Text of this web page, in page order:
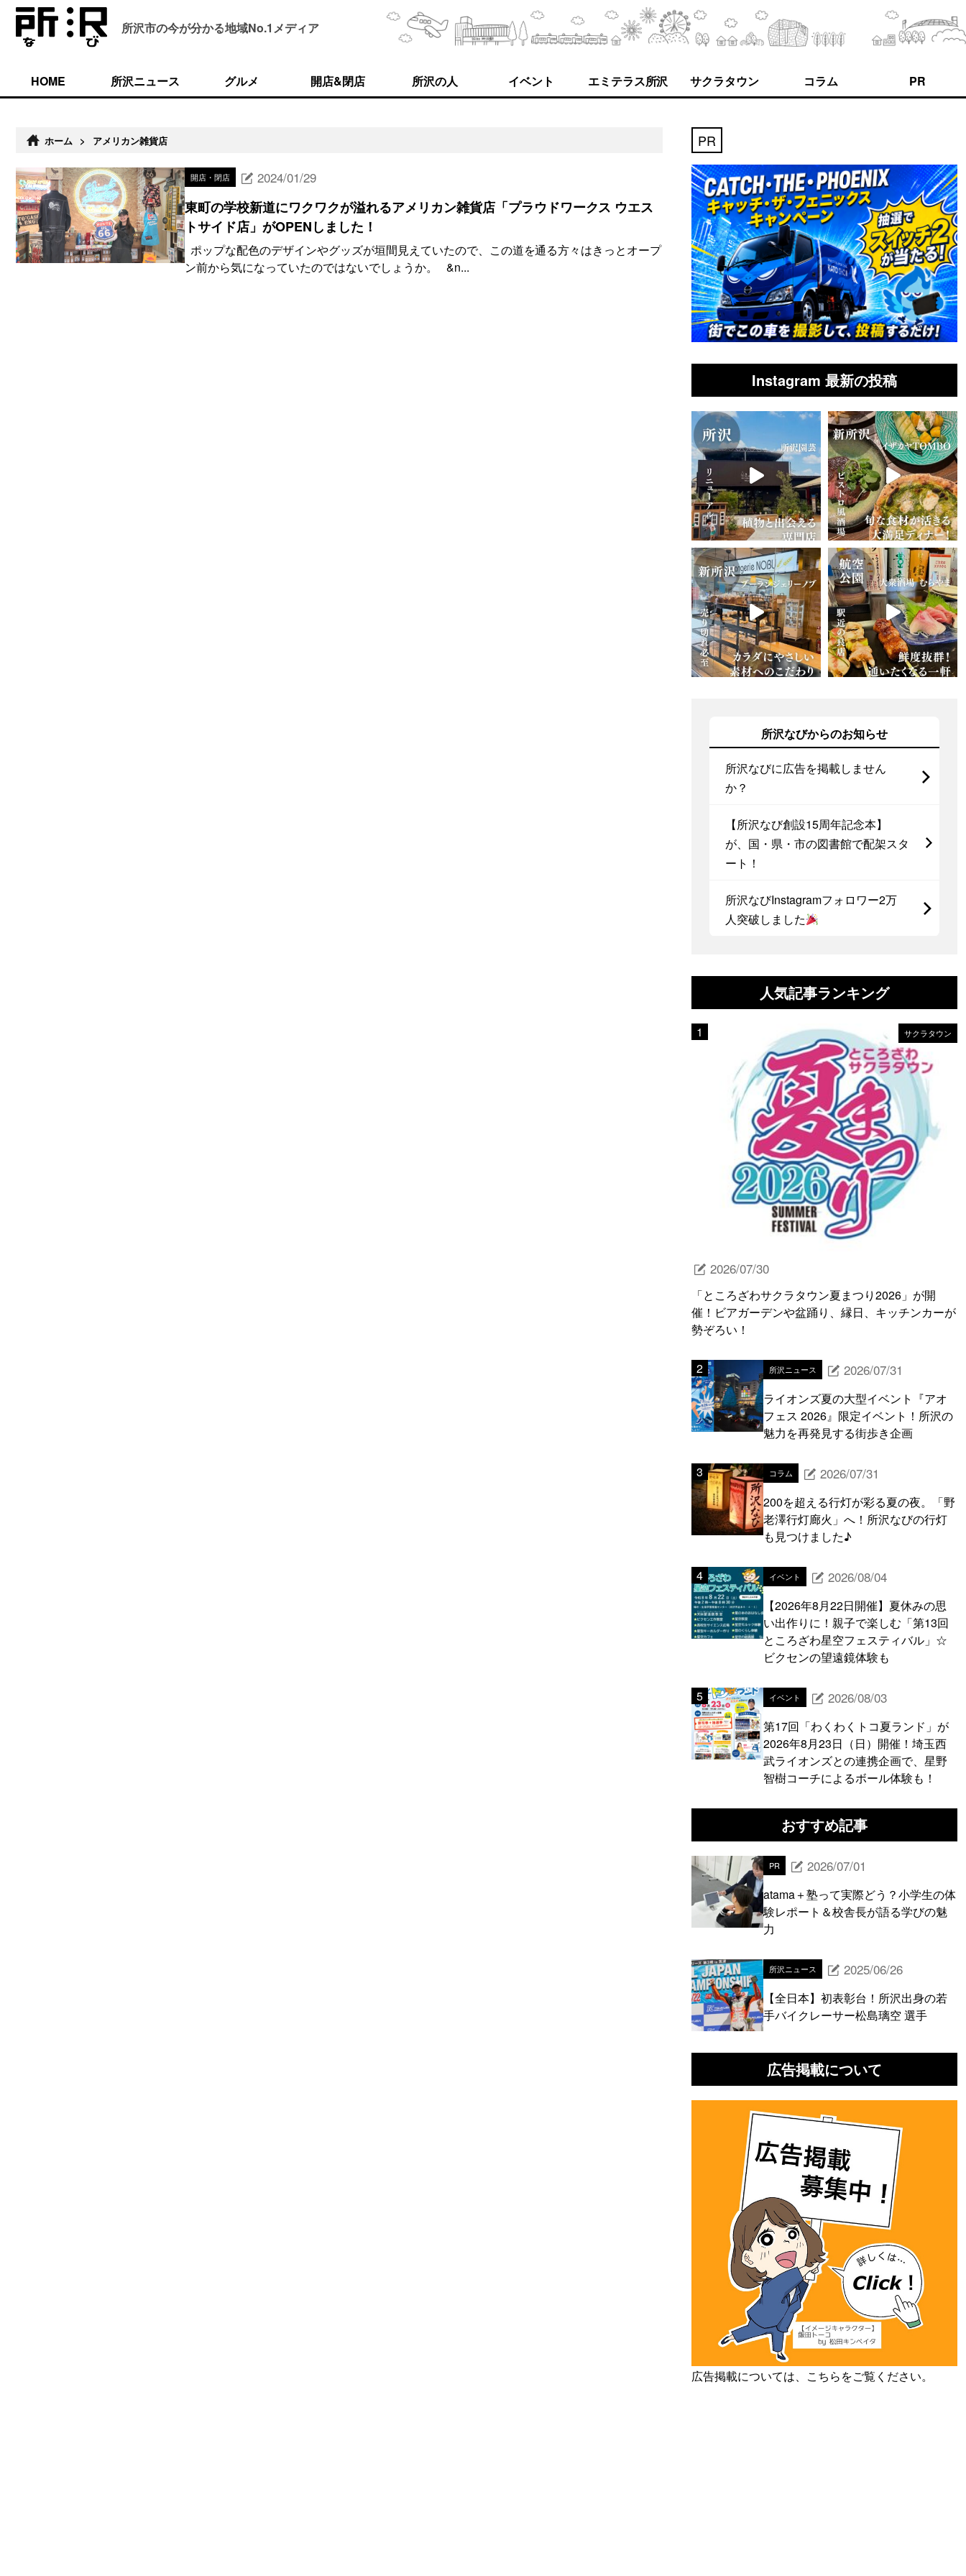
所沢市の今が分かる地域No.1メディア
HOME 所沢ニュース グルメ 開店&閉店 所沢の人 イベント エミテラス所沢 サクラタウン コラム PR
ホーム > アメリカン雑貨店
開店・閉店 2024/01/29
東町の学校新道にワクワクが溢れるアメリカン雑貨店「プラウドワークス ウエス
トサイド店」がOPENしました！
ポップな配色のデザインやグッズが垣間見えていたので、この道を通る方々はきっとオープ
ン前から気になっていたのではないでしょうか。 &n...
PR
Instagram 最新の投稿
所沢なびからのお知らせ
所沢なびに広告を掲載しません
か？
【所沢なび創設15周年記念本】
が、国・県・市の図書館で配架スタ
ート！
所沢なびInstagramフォロワー2万
人突破しました
人気記事ランキング
サクラタウン
2026/07/30
「ところざわサクラタウン夏まつり2026」が開
催！ビアガーデンや盆踊り、縁日、キッチンカーが
勢ぞろい！
所沢ニュース 2026/07/31
ライオンズ夏の大型イベント『アオ
フェス 2026』限定イベント！所沢の
魅力を再発見する街歩き企画
コラム 2026/07/31
200を超える行灯が彩る夏の夜。「野
老澤行灯廊火」へ！所沢なびの行灯
も見つけました♪
イベント 2026/08/04
【2026年8月22日開催】夏休みの思
い出作りに！親子で楽しむ「第13回
ところざわ星空フェスティバル」☆
ビクセンの望遠鏡体験も
イベント 2026/08/03
第17回「わくわくトコ夏ランド」が
2026年8月23日（日）開催！埼玉西
武ライオンズとの連携企画で、星野
智樹コーチによるボール体験も！
おすすめ記事
PR 2026/07/01
atama＋塾って実際どう？小学生の体
験レポート＆校舎長が語る学びの魅
力
所沢ニュース 2025/06/26
【全日本】初表彰台！所沢出身の若
手バイクレーサー松島璃空 選手
広告掲載について
広告掲載については、こちらをご覧ください。